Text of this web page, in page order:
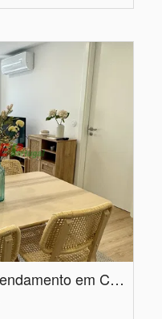
Apartamento T1 para Arrendamento em Condomínio Exclusivo